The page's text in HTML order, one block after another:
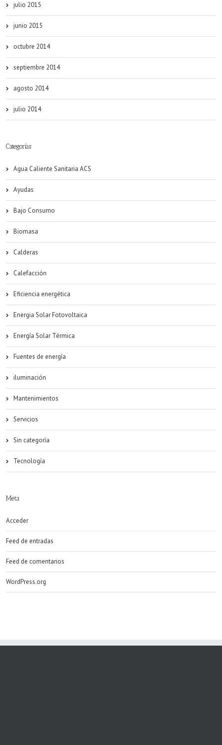
julio 2015
junio 2015
octubre 2014
septiembre 2014
agosto 2014
julio 2014
Categorías
Agua Caliente Sanitaria ACS
Ayudas
Bajo Consumo
Biomasa
Calderas
Calefacción
Eficiencia energética
Energia Solar Fotovoltaica
Energía Solar Térmica
Fuentes de energía
iluminación
Mantenimientos
Servicios
Sin categoría
Tecnología
Meta
Acceder
Feed de entradas
Feed de comentarios
WordPress.org